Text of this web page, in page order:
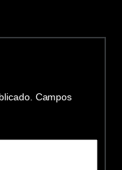
Campos